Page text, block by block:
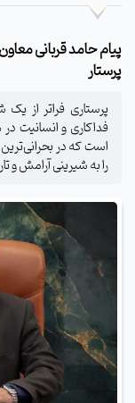
پیام حامد قربانی
پرستار
پرستاری فراتر از
فداکاری و انسانیت در
است که در
را به شیرینی آرامش و